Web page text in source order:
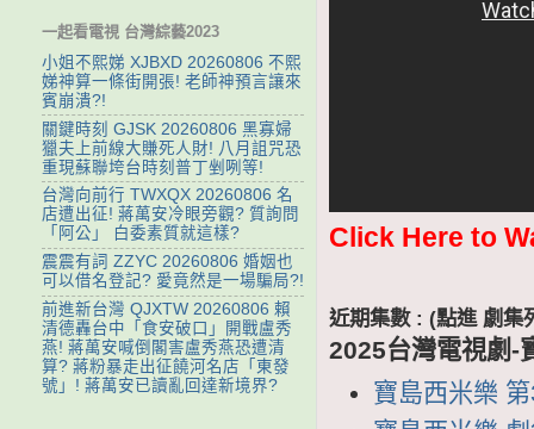
Click Here to
近期集數 : (點進 劇集
2025台灣電視劇-
寶島西米樂
一起看電視 台灣綜藝2023
小姐不熙娣 XJBXD 20260806 不熙
娣神算一條街開張! 老師神預言讓來
賓崩潰?!
關鍵時刻 GJSK 20260806 黑寡婦
獵夫上前線大賺死人財! 八月詛咒恐
重現蘇聯垮台時刻普丁剉咧等!
台灣向前行 TWXQX 20260806 名
店遭出征! 蔣萬安冷眼旁觀? 質詢問
「阿公」 白委素質就這樣?
震震有詞 ZZYC 20260806 婚姻也
可以借名登記? 愛竟然是一場騙局?!
前進新台灣 QJXTW 20260806 賴
清德轟台中「食安破口」開戰盧秀
燕! 蔣萬安喊倒閣害盧秀燕恐遭清
算? 蔣粉暴走出征饒河名店「東發
號」! 蔣萬安已讀亂回達新境界?